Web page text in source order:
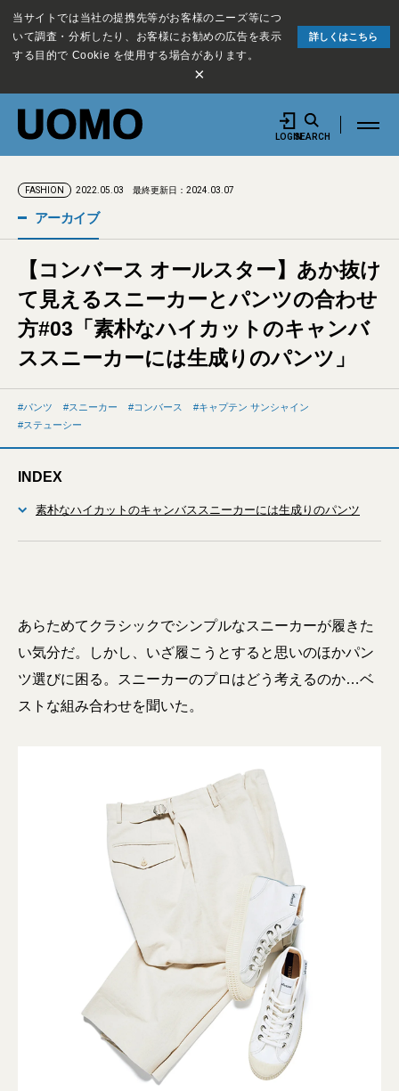
当サイトでは当社の提携先等がお客様のニーズ等につ
いて調査・分析したり、お客様にお勧めの広告を表示
する目的で Cookie を使用する場合があります。
詳しくはこちら
×
LOGINSEARCH
FASHION 2022.05.03 最終更新日：2024.03.07
アーカイブ
【コンバース オールスター】あか抜け
て見えるスニーカーとパンツの合わせ
方#03「素朴なハイカットのキャンバ
ススニーカーには生成りのパンツ」
パンツ スニーカー コンバース
キャプテン サンシャイン
ステューシー
INDEX
素朴なハイカットのキャンバススニーカーには生成りのパンツ
あらためてクラシックでシンプルなスニーカーが履きた
い気分だ。しかし、いざ履こうとすると思いのほかパン
ツ選びに困る。スニーカーのプロはどう考えるのか…ベ
ストな組み合わせを聞いた。